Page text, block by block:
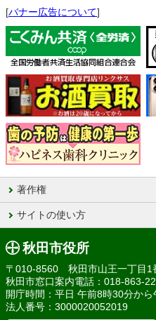
[バナー広告について]
著作権
サイトの使い方
秋田市役所
〒010-8560 秋田市山王一丁目1
秋田市窓口案内電話：018-863-
開庁時間：平日 午前8時30分か
法人番号：3000020052019